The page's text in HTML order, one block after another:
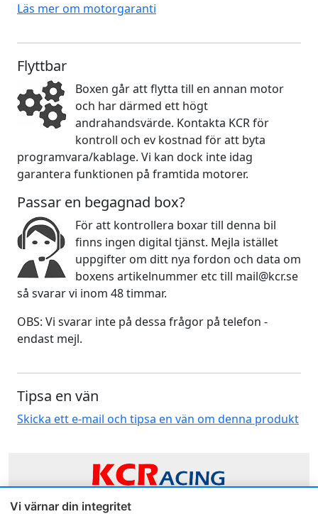
Vi värnar din integritet
Läs mer om motorgaranti
Flyttbar
Boxen går att flytta till en annan motor
och har därmed ett högt
andrahandsvärde. Kontakta KCR för
kontroll och ev kostnad för att byta
programvara/kablage. Vi kan dock inte idag
garantera funktionen på framtida motorer.
Passar en begagnad box?
För att kontrollera boxar till denna bil
finns ingen digital tjänst. Mejla istället
uppgifter om ditt nya fordon och data om
boxens artikelnummer etc till mail@kcr.se
så svarar vi inom 48 timmar.
OBS: Vi svarar inte på dessa frågor på telefon -
endast mejl.
Tipsa en vän
Skicka ett e-mail och tipsa en vän om denna produkt